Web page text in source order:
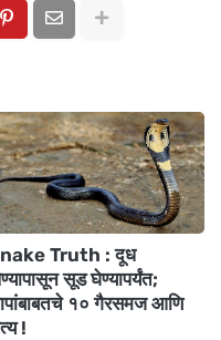
Truth : दूध
सूड घेण्यापर्यंत;
१० गैरसमज आणि
!